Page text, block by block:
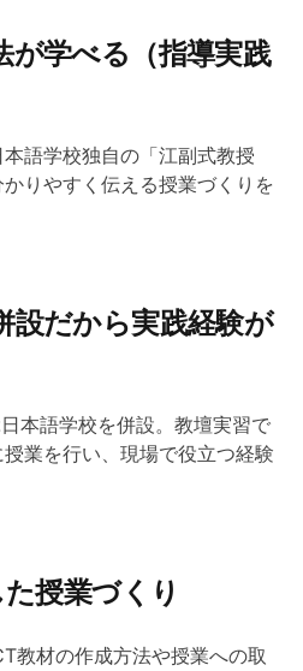
学べる（指導実践
語学校独自の「江副式教授
りやすく伝える授業づくりを
だから実践経験が
本語学校を併設。教壇実習で
業を行い、現場で役立つ経験
授業づくり
教材の作成方法や授業への取